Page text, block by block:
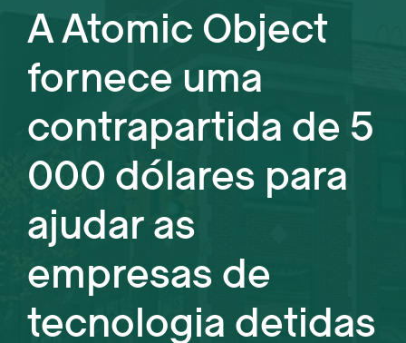
A Atomic Object
fornece uma
contrapartida de 5
000 dólares para
ajudar as
empresas de
tecnologia detidas